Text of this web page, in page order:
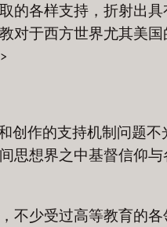
的各样支持，折射出具
对于西方世界尤其美国
创作的支持机制问题不
思想界之中基督信仰与
不少受过高等教育的各